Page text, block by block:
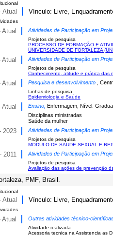
Atual Vínculo: Livre,
Atual Atividades de Participação em
Projetos de pesquisa
PROCESSO DE FORMAÇÃO E
UNIVERSIDADE DE FORTALEZA
Atual Atividades de Participação em
Projetos de pesquisa
Conhecimento, atitude e prática das
Atual Pesquisa e desenvolvimento ,
Linhas de pesquisa
Epidemiologia e Saúde
Atual Ensino, Enfermagem, Nível:
Disciplinas ministradas
Saúde da mulher
2023 Atividades de Participação em
Projetos de pesquisa
MODULO DE SAUDE SEXUAL E
2011 Atividades de Participação em
Projetos de pesquisa
Avaliação das ações de prevenção
PMF, Brasil.
Atual Vínculo: Livre,
Atual Outras atividades técnico-
Atividade realizada
Acessoria tecnica na Assistencia as